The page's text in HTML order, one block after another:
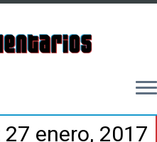
27 enero, 2017